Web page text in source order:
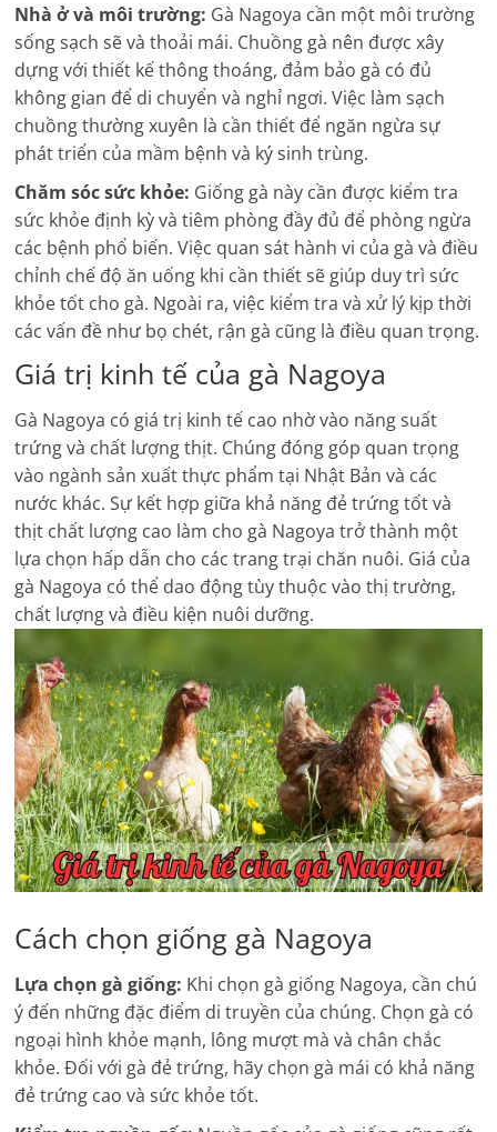
Nhà ở và môi trường: Gà Nagoya cần một môi trường
sống sạch sẽ và thoải mái. Chuồng gà nên được xây
dựng với thiết kế thông thoáng, đảm bảo gà có đủ
không gian để di chuyển và nghỉ ngơi. Việc làm sạch
chuồng thường xuyên là cần thiết để ngăn ngừa sự
phát triển của mầm bệnh và ký sinh trùng.
Chăm sóc sức khỏe: Giống gà này cần được kiểm tra
sức khỏe định kỳ và tiêm phòng đầy đủ để phòng ngừa
các bệnh phổ biến. Việc quan sát hành vi của gà và điều
chỉnh chế độ ăn uống khi cần thiết sẽ giúp duy trì sức
khỏe tốt cho gà. Ngoài ra, việc kiểm tra và xử lý kịp thời
các vấn đề như bọ chét, rận gà cũng là điều quan trọng.
Giá trị kinh tế của gà Nagoya
Gà Nagoya có giá trị kinh tế cao nhờ vào năng suất
trứng và chất lượng thịt. Chúng đóng góp quan trọng
vào ngành sản xuất thực phẩm tại Nhật Bản và các
nước khác. Sự kết hợp giữa khả năng đẻ trứng tốt và
thịt chất lượng cao làm cho gà Nagoya trở thành một
lựa chọn hấp dẫn cho các trang trại chăn nuôi. Giá của
gà Nagoya có thể dao động tùy thuộc vào thị trường,
chất lượng và điều kiện nuôi dưỡng.
Cách chọn giống gà Nagoya
Lựa chọn gà giống: Khi chọn gà giống Nagoya, cần chú
ý đến những đặc điểm di truyền của chúng. Chọn gà có
ngoại hình khỏe mạnh, lông mượt mà và chân chắc
khỏe. Đối với gà đẻ trứng, hãy chọn gà mái có khả năng
đẻ trứng cao và sức khỏe tốt.